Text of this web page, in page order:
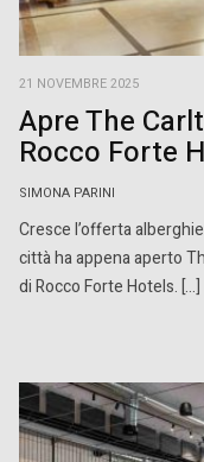
21 NOVEMBRE 2025
Apre The
Rocco Forte
SIMONA PARINI
Cresce l’offerta
città ha appena aperto
di Rocco Forte Hotels. […]